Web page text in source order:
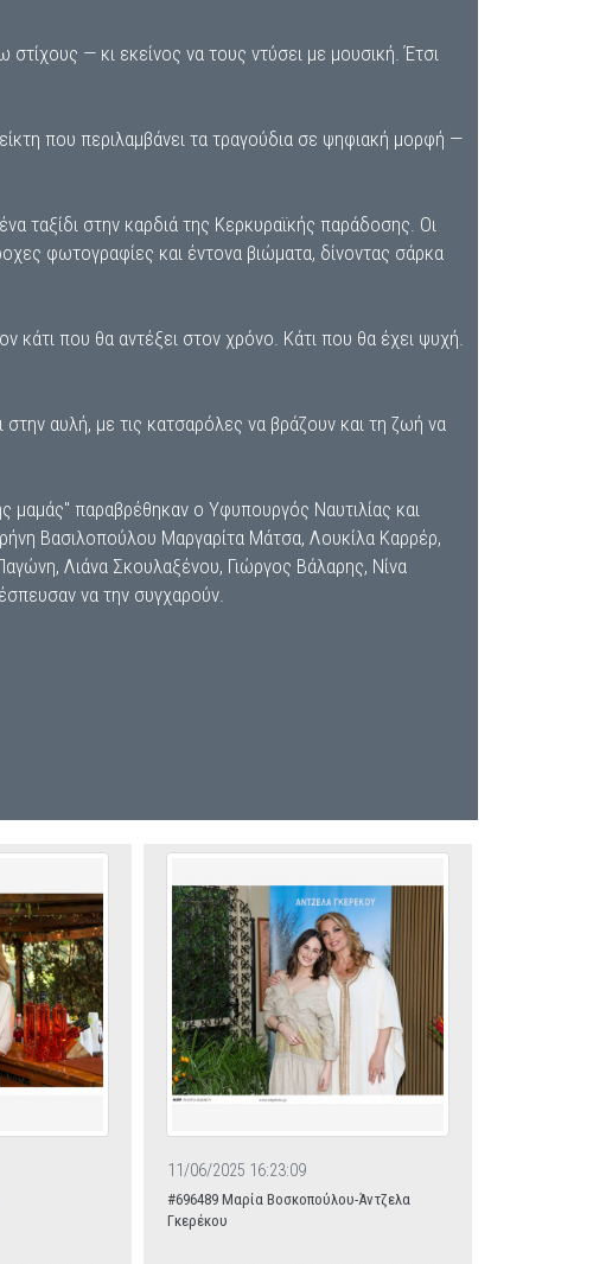
— κι εκείνος να τους ντύσει με μουσική. Έτσι
που περιλαμβάνει τα τραγούδια σε ψηφιακή μορφή —
ταξίδι στην καρδιά της Κερκυραϊκής παράδοσης. Οι
φωτογραφίες και έντονα βιώματα, δίνοντας σάρκα
κάτι που θα αντέξει στον χρόνο. Κάτι που θα έχει ψυχή.
στην αυλή, με τις κατσαρόλες να βράζουν και τη ζωή να
μαμάς" παραβρέθηκαν ο Υφυπουργός Ναυτιλίας και
Βασιλοπούλου Mαργαρίτα Μάτσα, Λουκίλα Καρρέρ,
Λιάνα Σκουλαξένου, Γιώργος Βάλαρης, Νίνα
να την συγχαρούν.
11/06/2025 16:23:09
#696489 Μαρία Βοσκοπούλου-Άντζελα
Γκερέκου